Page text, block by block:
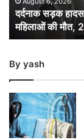
टकराई,
2
की
मौत,
गंभीर
दर्दनाक सड़क
महिलाओं की मौत,
By yash